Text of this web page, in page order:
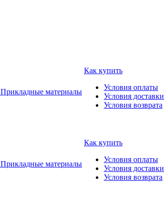
Прикладные материалы
Как купить
Условия оплаты
Условия доставки
Условия возврата
Прикладные материалы
Как купить
Условия оплаты
Условия доставки
Условия возврата